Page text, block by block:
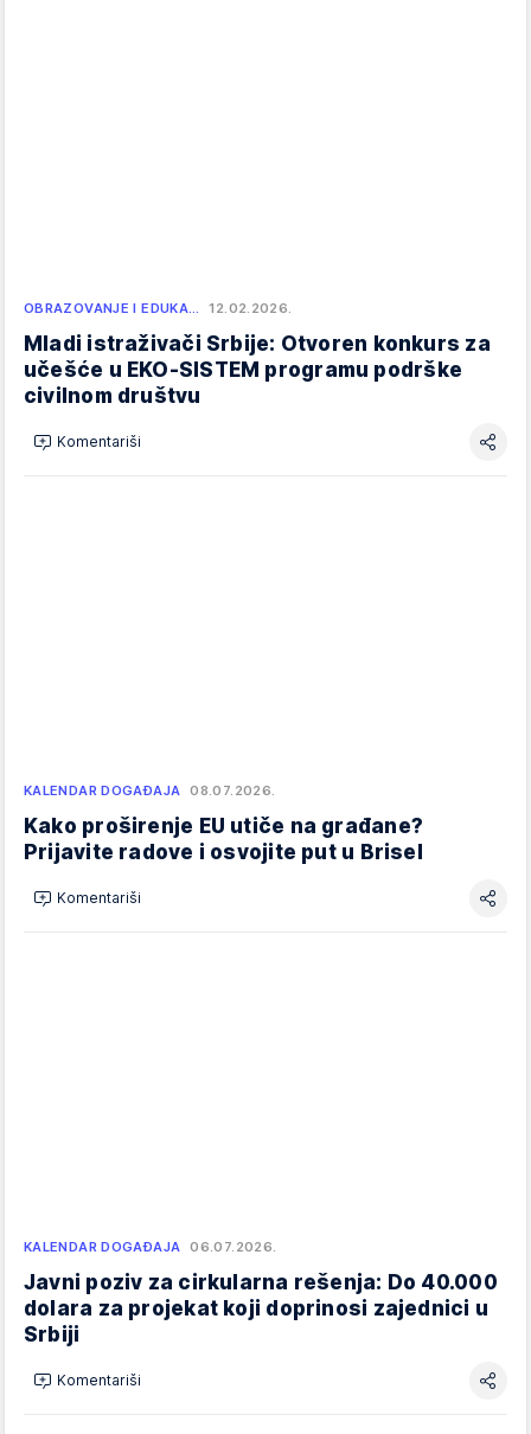
OBRAZOVANJE I EDUKA… 12.02.2026.
Mladi istraživači Srbije: Otvoren konkurs za
učešće u EKO-SISTEM programu podrške
civilnom društvu
Komentariši
KALENDAR DOGAĐAJA 08.07.2026.
Kako proširenje EU utiče na građane?
Prijavite radove i osvojite put u Brisel
Komentariši
KALENDAR DOGAĐAJA 06.07.2026.
Javni poziv za cirkularna rešenja: Do 40.000
dolara za projekat koji doprinosi zajednici u
Srbiji
Komentariši